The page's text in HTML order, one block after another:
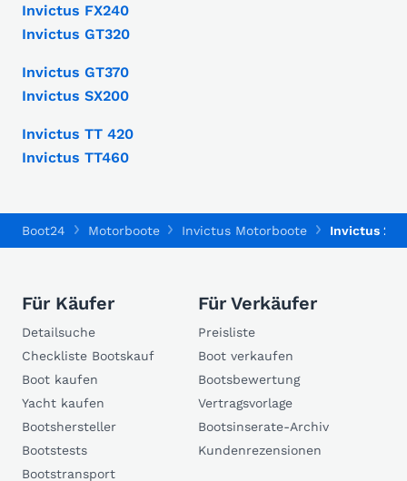
Invictus FX240
Invictus GT320
Invictus GT370
Invictus SX200
Invictus TT 420
Invictus TT460
Boot24 Motorboote Invictus Motorboote Invictus 200
Für Käufer
Detailsuche
Checkliste Bootskauf
Boot kaufen
Yacht kaufen
Bootshersteller
Bootstests
Bootstransport
Für Verkäufer
Preisliste
Boot verkaufen
Bootsbewertung
Vertragsvorlage
Bootsinserate-Archiv
Kundenrezensionen